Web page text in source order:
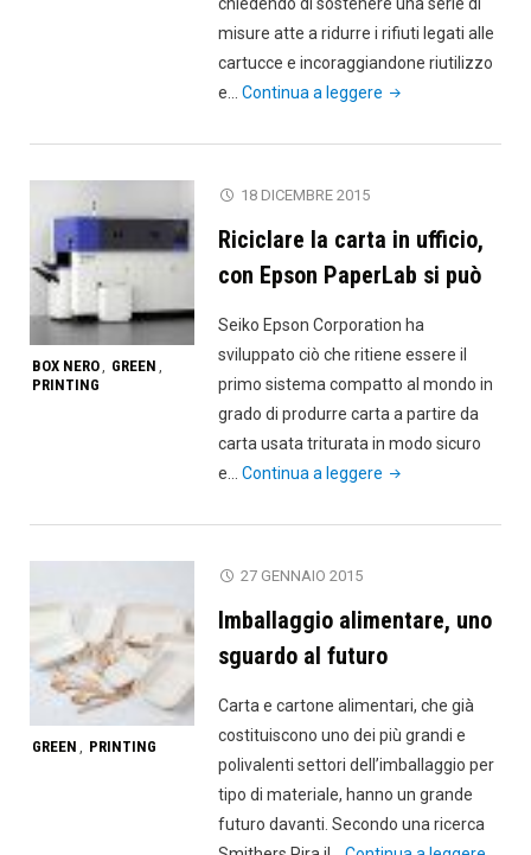
misure atte a ridurre i rifiuti legati alle
cartucce e incoraggiandone riutilizzo
e…Continua a leggere "Lexmark
prima
riciclo
e
delle
cartucce"
BOX NERO, GREEN ,
PRINTING
18 DICEMBRE 2015
Riciclare la carta in ufficio,
con Epson PaperLab si può
Seiko Epson Corporation ha
sviluppato ciò che ritiene essere il
primo sistema compatto al mondo in
grado di produrre carta a partire da
carta usata triturata in modo sicuro
e…Continua a leggere "Riciclare
carta
con
Epson
si
può"
GREEN , PRINTING
27 GENNAIO 2015
Imballaggio alimentare, uno
sguardo al futuro
Carta e cartone alimentari, che già
costituiscono uno dei più grandi e
polivalenti settori dell’imballaggio per
tipo di materiale, hanno un grande
futuro davanti. Secondo una ricerca